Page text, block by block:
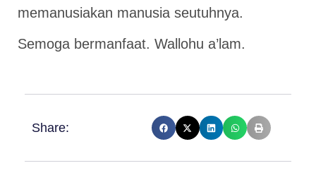
memanusiakan manusia seutuhnya.
Semoga bermanfaat. Wallohu a’lam.
Share: